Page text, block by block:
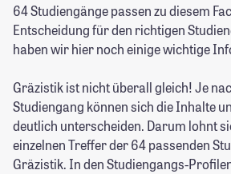
64 Studiengänge passen zu diesem
Entscheidung für den richtigen
haben wir hier noch einige wichtige
Gräzistik ist nicht überall gleich! Je
Studiengang können sich die Inhalte
deutlich unterscheiden. Darum lohnt
einzelnen Treffer der 64 passenden
Gräzistik. In den Studiengangs-